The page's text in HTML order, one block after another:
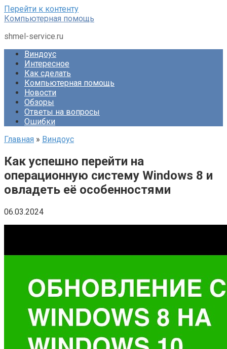
Перейти к контенту
Компьютерная помощь
shmel-service.ru
Виндоус
Интересное
Как сделать
Компьютерная помощь
Новости
Обзоры
Ответы на вопросы
Ошибки
Главная » Виндоус
Как успешно перейти на
операционную систему Windows 8 и
овладеть её особенностями
06.03.2024